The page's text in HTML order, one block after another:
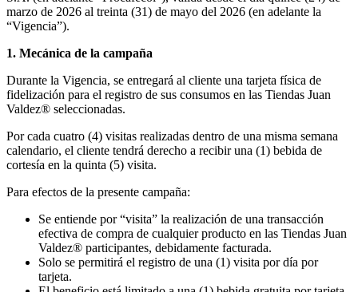
marzo de 2026 al treinta (31) de mayo del 2026 (en adelante la
“Vigencia”).
1. Mecánica de la campaña
Durante la Vigencia, se entregará al cliente una tarjeta física de
fidelización para el registro de sus consumos en las Tiendas Juan
Valdez® seleccionadas.
Por cada cuatro (4) visitas realizadas dentro de una misma semana
calendario, el cliente tendrá derecho a recibir una (1) bebida de
cortesía en la quinta (5) visita.
Para efectos de la presente campaña:
Se entiende por “visita” la realización de una transacción
efectiva de compra de cualquier producto en las Tiendas Juan
Valdez® participantes, debidamente facturada.
Solo se permitirá el registro de una (1) visita por día por
tarjeta.